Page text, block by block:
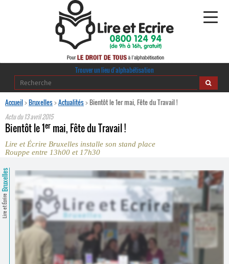
Alphabétisation
Regards croisés
journaldelalpha.be
Ressources pédagogiques
Comprendre et parler
Espace presse
Trouver un lieu d’alphabétisation
Trouver un lieu d’alphabétisation
Accueil>Bruxelles>Actualités>Bientôt le 1er mai, Fête du Travail !
Actu du13 avril 2015
Bientôt le 1er mai, Fête du Travail !
Lire et Écrire Bruxelles installe son stand place
Rouppe entre 13h00 et 17h30
Lire et Écrire
Bruxelles